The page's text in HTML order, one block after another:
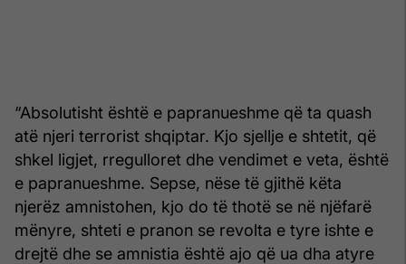
“Absolutisht është e papranueshme që ta quash
atë njeri terrorist shqiptar. Kjo sjellje e shtetit, që
shkel ligjet, rregulloret dhe vendimet e veta, është
e papranueshme. Sepse, nëse të gjithë këta
njerëz amnistohen, kjo do të thotë se në njëfarë
mënyre, shteti e pranon se revolta e tyre ishte e
drejtë dhe se amnistia është ajo që ua dha atyre